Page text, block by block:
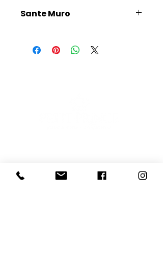
Sante Muro